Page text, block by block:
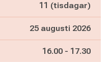
11 (tisdagar)
25 augusti 2026
Pågår mellan
16.00 - och
17.30